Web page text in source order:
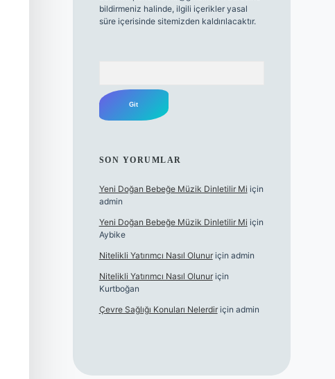
bildirmeniz halinde, ilgili içerikler yasal
süre içerisinde sitemizden kaldırılacaktır.
SON YORUMLAR
Yeni Doğan Bebeğe Müzik Dinletilir Mi için
admin
Yeni Doğan Bebeğe Müzik Dinletilir Mi için
Aybike
Nitelikli Yatırımcı Nasıl Olunuriçin admin
Nitelikli Yatırımcı Nasıl Olunuriçin
Kurtboğan
Çevre Sağlığı Konuları Nelerdiriçin admin